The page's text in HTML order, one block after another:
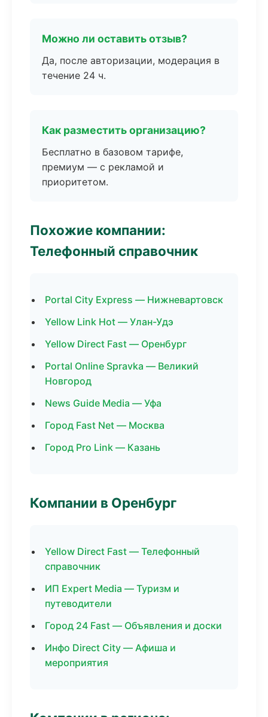
Можно ли оставить отзыв?
Да, после авторизации, модерация в
течение 24 ч.
Как разместить организацию?
Бесплатно в базовом тарифе,
премиум — с рекламой и
приоритетом.
Похожие компании:
Телефонный справочник
Portal City Express — Нижневартовск
Yellow Link Hot — Улан-Удэ
Yellow Direct Fast — Оренбург
Portal Online Spravka — Великий
Новгород
News Guide Media — Уфа
Город Fast Net — Москва
Город Pro Link — Казань
Компании в Оренбург
Yellow Direct Fast — Телефонный
справочник
ИП Expert Media — Туризм и
путеводители
Город 24 Fast — Объявления и доски
Инфо Direct City — Афиша и
мероприятия